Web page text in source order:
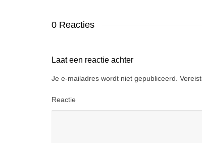
0 Reacties
Laat een reactie achter
Je e-mailadres wordt niet gepubliceerd.
Reactie